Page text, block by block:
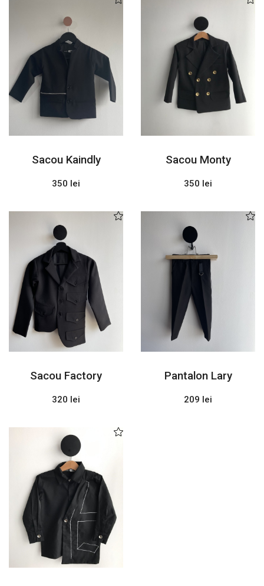
Sacou Kaindly
350 lei
Sacou Monty
350 lei
Sacou Factory
320 lei
Pantalon Lary
209 lei